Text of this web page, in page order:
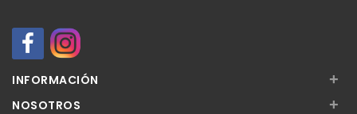
INFORMACIÓN +
NOSOTROS +